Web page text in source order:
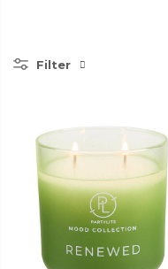
Filter